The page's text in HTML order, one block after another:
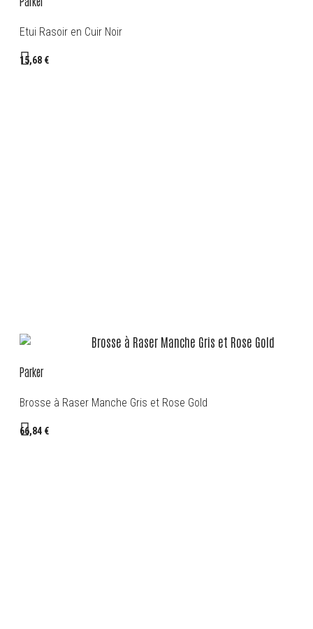
Etui Rasoir en Cuir Noir
15,68 €
Parker
Brosse à Raser Manche Gris et Rose Gold
66,84 €